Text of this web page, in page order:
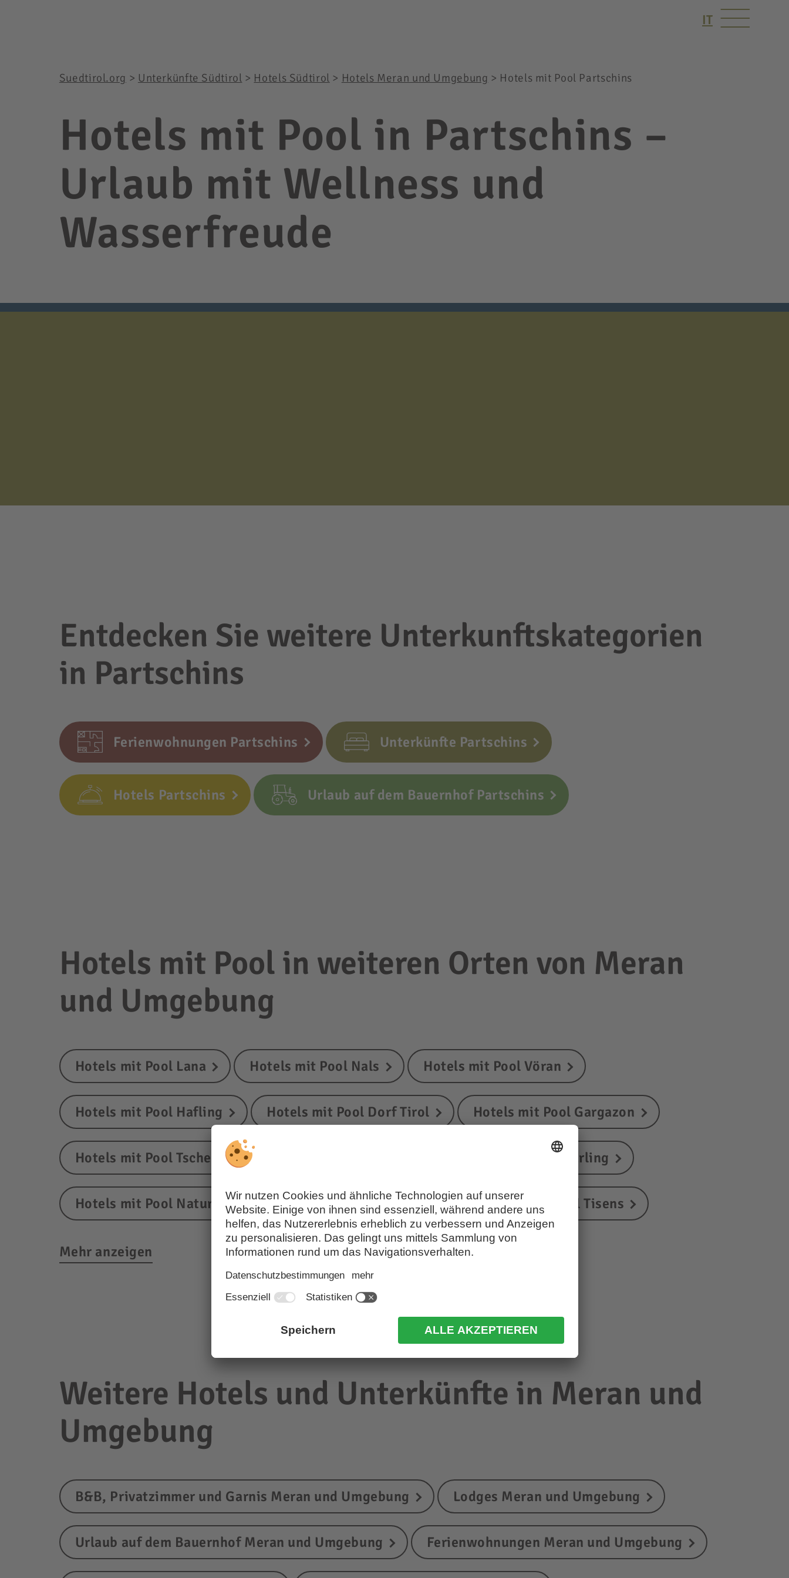
IT
Suedtirol.org > Unterkünfte Südtirol > Hotels Südtirol > Hotels Meran und Umgebung > Hotels mit Pool Partschins
Hotels mit Pool in Partschins –
Urlaub mit Wellness und
Wasserfreude
Entdecken Sie weitere Unterkunftskategorien
in Partschins
Ferienwohnungen Partschins Unterkünfte Partschins
Hotels Partschins Urlaub auf dem Bauernhof Partschins
Hotels mit Pool in weiteren Orten von Meran
und Umgebung
Hotels mit Pool Lana Hotels mit Pool Nals Hotels mit Pool Vöran
Hotels mit Pool Hafling Hotels mit Pool Dorf Tirol Hotels mit Pool Gargazon
Hotels mit Pool Tscherms Hotels mit Pool Marling
Hotels mit Pool Naturns Hotels mit Pool Schnalstal Hotels mit Pool Tisens
Mehr anzeigen
Weitere Hotels und Unterkünfte in Meran und
Umgebung
B&B, Privatzimmer und Garnis Meran und Umgebung Lodges Meran und Umgebung
Urlaub auf dem Bauernhof Meran und Umgebung Ferienwohnungen Meran und Umgebung